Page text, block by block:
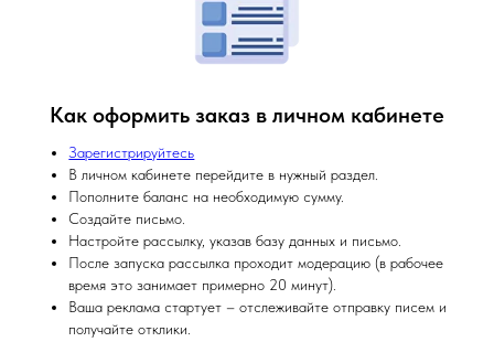
Как оформить заказ в личном кабинете
Зарегистрируйтесь
В личном кабинете перейдите в нужный раздел.
Пополните баланс на необходимую сумму.
Создайте письмо.
Настройте рассылку, указав базу данных и письмо.
После запуска рассылка проходит модерацию (в рабочее
время это занимает примерно 20 минут).
Ваша реклама стартует – отслеживайте отправку писем и
получайте отклики.